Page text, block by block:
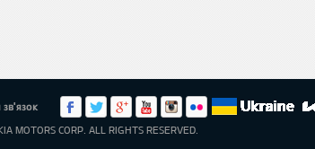
зв'язок
MOTORS CORP. ALL RIGHTS RESERVED.